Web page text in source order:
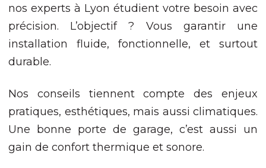
nos experts à Lyon étudient votre besoin avec
précision. L’objectif ? Vous garantir une
installation fluide, fonctionnelle, et surtout
durable.
Nos conseils tiennent compte des enjeux
pratiques, esthétiques, mais aussi climatiques.
Une bonne porte de garage, c’est aussi un
gain de confort thermique et sonore.
Expérience
Afin que notre
site Web
de votre visite.
Si vous refusez
ces cookies,
certaines
fonctionnalités
disparaîtront